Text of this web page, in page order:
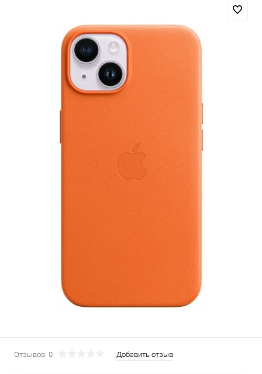
Отзывов: 0 Добавить отзыв
в корзину
Оплачивайте сегодня только
% картой любого банка
Получайте товар
% будут
с вашей карты
8 800 302-02-51
plait.ru